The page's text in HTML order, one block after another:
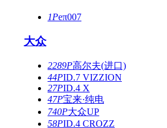
1Peπ007
大众
2289P高尔夫(进口)
44PID.7 VIZZION
27PID.4 X
47P宝来·纯电
740P大众UP
58PID.4 CROZZ